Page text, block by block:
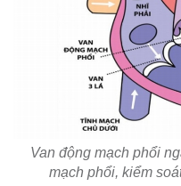
Van động mạch phổi
mạch phổi, kiểm